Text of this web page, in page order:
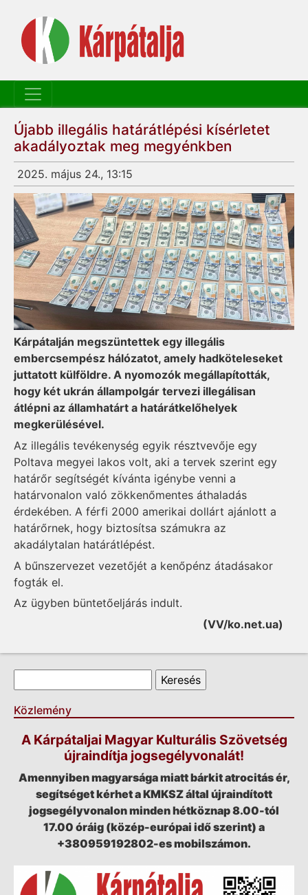
Újabb illegális határátlépési kísérletet
akadályoztak meg megyénkben
2025. május 24., 13:15
Kárpátalján megszüntettek egy illegális
embercsempész hálózatot, amely hadköteleseket
juttatott külföldre. A nyomozók megállapították,
hogy két ukrán állampolgár tervezi illegálisan
átlépni az államhatárt a határátkelőhelyek
megkerülésével.
Az illegális tevékenység egyik résztvevője egy
Poltava megyei lakos volt, aki a tervek szerint egy
határőr segítségét kívánta igénybe venni a
határvonalon való zökkenőmentes áthaladás
érdekében. A férfi 2000 amerikai dollárt ajánlott a
határőrnek, hogy biztosítsa számukra az
akadálytalan határátlépést.
A bűnszervezet vezetőjét a kenőpénz átadásakor
fogták el.
Az ügyben büntetőeljárás indult.
(VV/ko.net.ua)
Keresés űrlap
Keresés
Közlemény
A Kárpátaljai Magyar Kulturális Szövetség
újraindítja jogsegélyvonalát!
Amennyiben magyarsága miatt bárkit atrocitás ér,
segítséget kérhet a KMKSZ által újraindított
jogsegélyvonalon minden hétköznap 8.00-tól
17.00 óráig (közép-európai idő szerint) a
+380959192802-es mobilszámon.